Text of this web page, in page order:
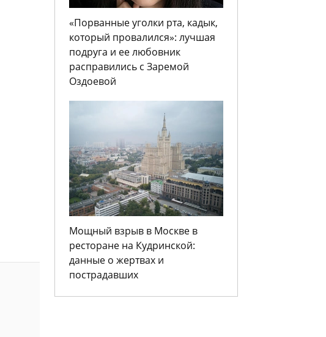
«Порванные уголки рта, кадык,
который провалился»: лучшая
подруга и ее любовник
расправились с Заремой
Оздоевой
Мощный взрыв в Москве в
ресторане на Кудринской:
данные о жертвах и
пострадавших